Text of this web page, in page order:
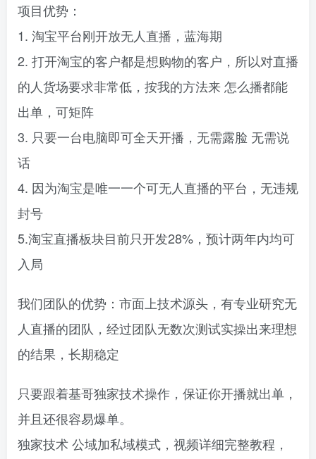
项目优势：
1. 淘宝平台刚开放无人直播，蓝海期
2. 打开淘宝的客户都是想购物的客户，所以对直播
的人货场要求非常低，按我的方法来 怎么播都能
出单，可矩阵
3. 只要一台电脑即可全天开播，无需露脸 无需说
话
4. 因为淘宝是唯一一个可无人直播的平台，无违规
封号
5.淘宝直播板块目前只开发28%，预计两年内均可
入局
我们团队的优势：市面上技术源头，有专业研究无
人直播的团队，经过团队无数次测试实操出来理想
的结果，长期稳定
只要跟着基哥独家技术操作，保证你开播就出单，
并且还很容易爆单。
独家技术 公域加私域模式，视频详细完整教程，